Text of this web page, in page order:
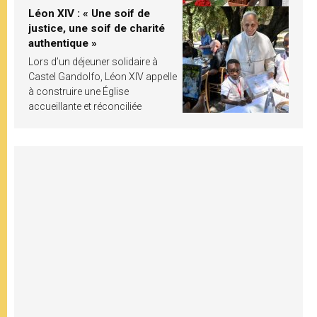
Léon XIV : « Une soif de
justice, une soif de charité
authentique »
Lors d’un déjeuner solidaire à
Castel Gandolfo, Léon XIV appelle
à construire une Église
accueillante et réconciliée